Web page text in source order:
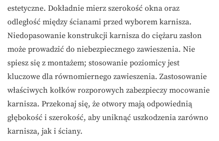
estetyczne. Dokładnie mierz szerokość okna oraz
odległość między ścianami przed wyborem karnisza.
Niedopasowanie konstrukcji karnisza do ciężaru zasłon
może prowadzić do niebezpiecznego zawieszenia. Nie
spiesz się z montażem; stosowanie poziomicy jest
kluczowe dla równomiernego zawieszenia. Zastosowanie
właściwych kołków rozporowych zabezpieczy mocowanie
karnisza. Przekonaj się, że otwory mają odpowiednią
głębokość i szerokość, aby uniknąć uszkodzenia zarówno
karnisza, jak i ściany.